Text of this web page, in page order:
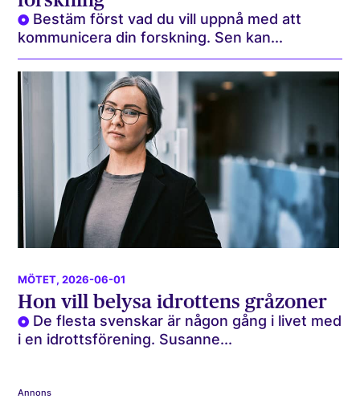
Bestäm först vad du vill uppnå med att
kommunicera din forskning. Sen kan...
MÖTET, 2026-06-01
Hon vill belysa idrottens gråzoner
De flesta svenskar är någon gång i livet med
i en idrottsförening. Susanne...
Annons